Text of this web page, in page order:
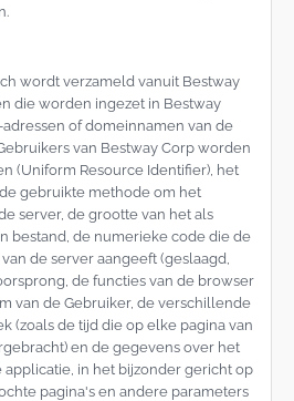
wordt verzameld vanuit Bestway
die worden ingezet in Bestway
adressen of domeinnamen van de
van Bestway Corp worden
(Uniform Resource Identifier), het
gebruikte methode om het
server, de grootte van het als
bestand, de numerieke code die de
de server aangeeft (geslaagd,
de functies van de browser
van de Gebruiker, de verschillende
(zoals de tijd die op elke pagina van
en de gegevens over het
in het bijzonder gericht op
pagina's en andere parameters